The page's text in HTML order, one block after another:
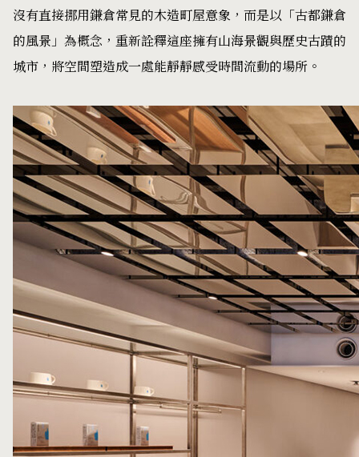
沒有直接挪用鎌倉常見的木造町屋意象，而是以「古都鎌倉
的風景」為概念，重新詮釋這座擁有山海景觀與歷史古蹟的
城市，將空間塑造成一處能靜靜感受時間流動的場所。